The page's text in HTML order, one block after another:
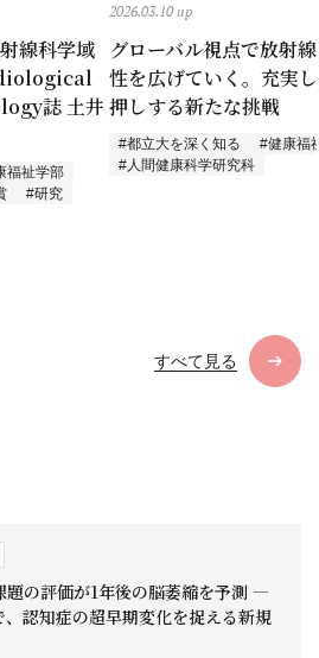
線科学域
誌 土井
福祉学部
#研究
2026.03.10 up
グローバル視点で放射
性を広げていく。充実
押しする新たな挑戦
#都立大を深く知る
#健康福
#人間健康科学研究科
すべて見る
題の評価が1年後の脳萎縮を予測 ―
認知症の超早期変化を捉える新規